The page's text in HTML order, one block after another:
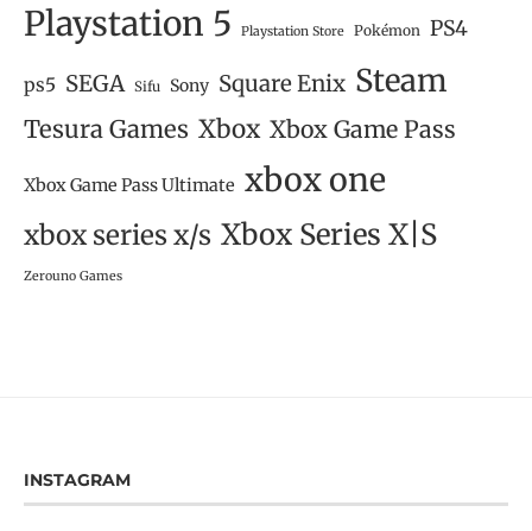
Playstation 5 Playstation Store Pokémon PS4
ps5 SEGA Sifu Sony Square Enix Steam
Tesura Games Xbox Xbox Game Pass
Xbox Game Pass Ultimate xbox one
xbox series x/s Xbox Series X|S
Zerouno Games
INSTAGRAM